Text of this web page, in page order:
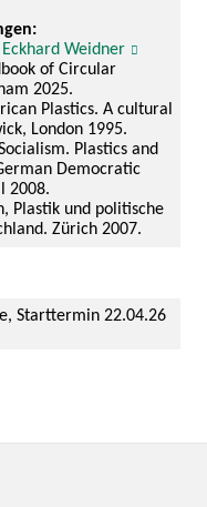
Eckhard Weidner
of Circular
2025.
Plastics. A cultural
London 1995.
Plastics and
Democratic
2008.
Plastik und politische
Zürich2007.
Starttermin 22.04.26